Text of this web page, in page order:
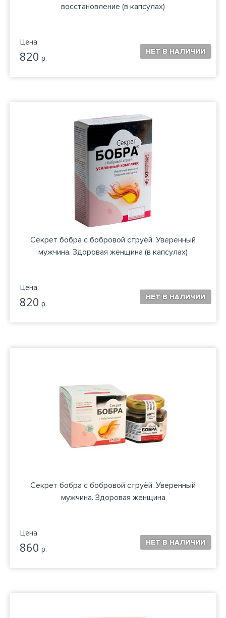
восстановление (в капсулах)
Цена:
820 р.
Секрет бобра с бобровой струёй. Уверенный
мужчина. Здоровая женщина (в капсулах)
Цена:
820 р.
Секрет бобра с бобровой струёй. Уверенный
мужчина. Здоровая женщина
Цена:
860 р.